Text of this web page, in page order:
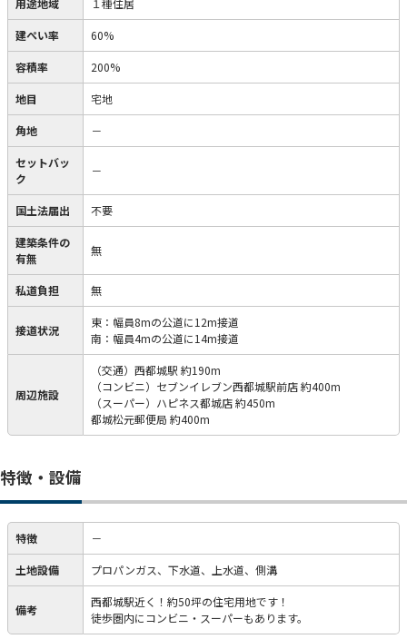
用途地域 １種住居
建ぺい率 60%
容積率 200%
地目 宅地
角地 －
セットバッ
ク
－
国土法届出 不要
建築条件の
有無
無
私道負担 無
接道状況
東：幅員8mの公道に12m接道
南：幅員4mの公道に14m接道
周辺施設
（交通）西都城駅 約190m
（コンビニ）セブンイレブン西都城駅前店 約400m
（スーパー）ハピネス都城店 約450m
都城松元郵便局 約400m
特徴・設備
特徴 －
土地設備 プロパンガス、下水道、上水道、側溝
備考
西都城駅近く！約50坪の住宅用地です！
徒歩圏内にコンビニ・スーパーもあります。